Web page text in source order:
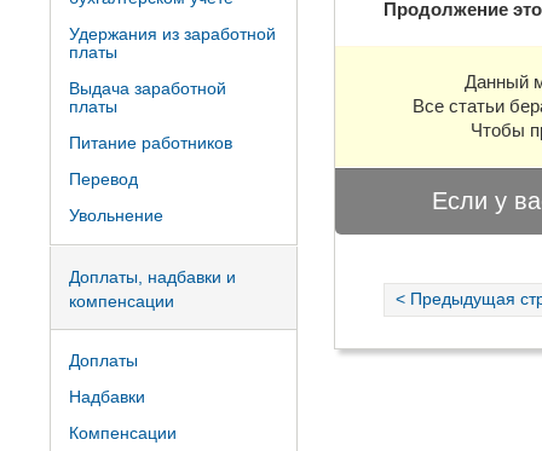
Продолжение
Данный
Все статьи
Чтобы
Если у
< Предыдущая
Удержания из заработной
платы
Выдача заработной
платы
Питание работников
Перевод
Увольнение
Доплаты, надбавки и
компенсации
Доплаты
Надбавки
Компенсации